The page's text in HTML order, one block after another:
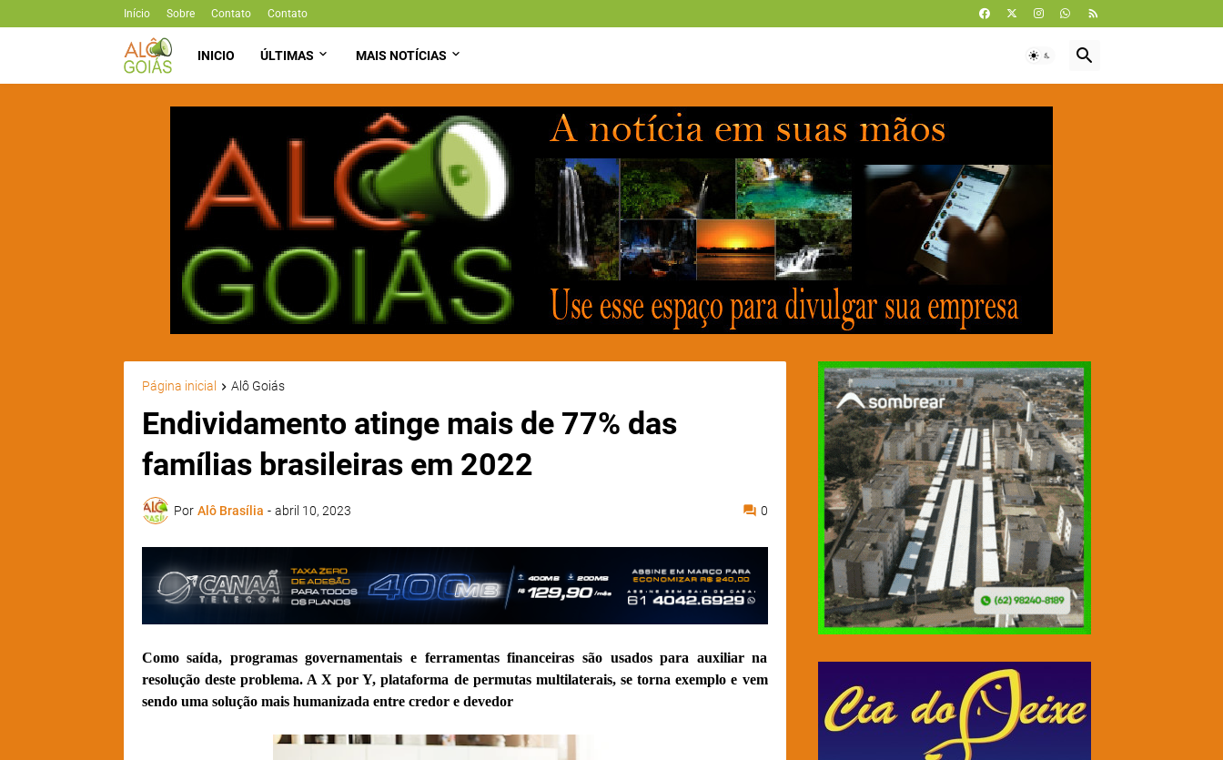
Início Sobre Contato Contato
INICIO ÚLTIMAS MAIS NOTÍCIAS
Página inicial Alô Goiás
Endividamento atinge mais de 77% das
famílias brasileiras em 2022
Por Alô Brasília - abril 10, 2023 0
Como saída, programas governamentais e ferramentas financeiras são usados para auxiliar na
resolução deste problema. A X por Y, plataforma de permutas multilaterais, se torna exemplo e vem
sendo uma solução mais humanizada entre credor e devedor